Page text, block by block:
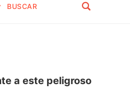
a este peligroso